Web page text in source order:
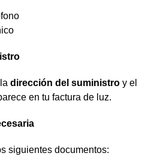
dirección del suministro y el
en tu factura de luz.
siguientes documentos: